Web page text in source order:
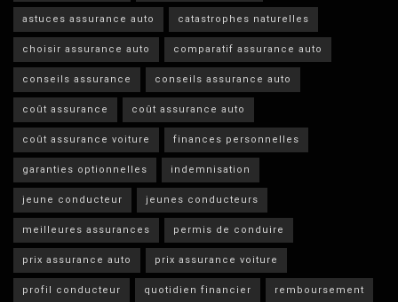
astuces assurance auto catastrophes naturelles
choisir assurance auto comparatif assurance auto
conseils assurance conseils assurance auto
coût assurance coût assurance auto
coût assurance voiture finances personnelles
garanties optionnelles indemnisation
jeune conducteur jeunes conducteurs
meilleures assurances permis de conduire
prix assurance auto prix assurance voiture
profil conducteur quotidien financier remboursement